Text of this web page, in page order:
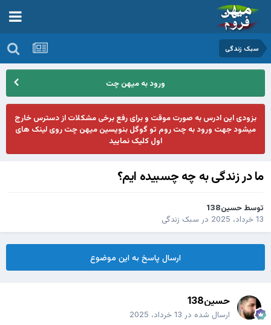
سبک زندگی
ورود به میهن چت
بزودی این ادرس به صورت موقت و برای رفع برخی مشکلات از دسترس خارج
میشود جهت ورود به چت روم تو گوگل بنویسین میهن چت روی لینک های
اول کلیک نمایید
ﻣﺎ ﺩﺭ ﺯﻧﺪﮔﯽ ﺑﻪ ﭼﻪ ﭼﺴﺒﯿﺪﻩ ایم؟
توسط حسین138
13 خرداد، 2025
در سبک زندگی
ارسال پاسخ به این موضوع
حسین138
ارسال شده در 13 خرداد، 2025